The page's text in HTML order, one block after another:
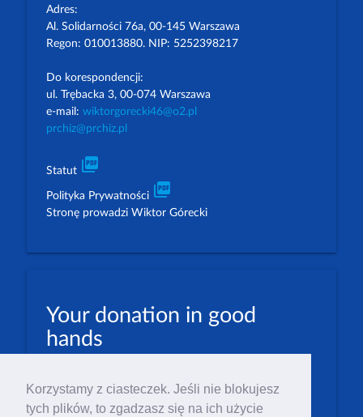
Korzystamy z ciasteczek. Jeśli nie blokujesz
tych plików, to zgadzasz się na ich użycie
Adres:
Al. Solidarności 76a, 00-145 Warszawa
Regon: 010013880. NIP: 5252398217
Do korespondencji:
ul. Trębacka 3, 00-074 Warszawa
e-mail: wiktorgorecki46@o2.pl
prchiz@prchiz.pl
Statut picture_as_pdf
Polityka Prywatności picture_as_pdf
Stronę prowadzi Wiktor Górecki
Your donation in good
hands
EUR: 23 1600 1462 1884 8633 6000 0004